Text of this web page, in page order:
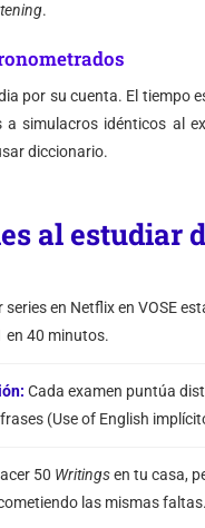
.
por su cuenta. El tiempo
a simulacros idénticos al
diccionario.
al estudiar
series en Netflix en VOSE
en 40 minutos.
Cada examen puntúa
(Use of English
50 Writingsen tu casa,
las mismas faltas.